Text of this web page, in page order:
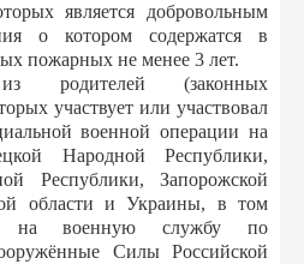
является добровольным
о котором содержатся в
пожарных не менее 3 лет.
родителей (законных
участвует или участвовал
военной операции на
Народной Республики,
Республики, Запорожской
области и Украины, в том
на военную службу по
Силы Российской